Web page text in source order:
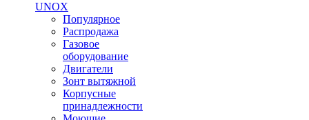
UNOX
Популярное
Распродажа
Газовое
оборудование
Двигатели
Зонт вытяжной
Корпусные
принадлежности